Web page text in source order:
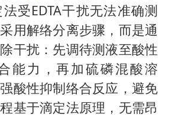
奋力开创中国式现代化建设新局面
受EDTA干扰无法准确测
用解络分离步骤，而是通
干扰：先调待测液至酸性
能力，再加硫磷混酸溶
酸性抑制络合反应，避免
基于滴定法原理，无需昂